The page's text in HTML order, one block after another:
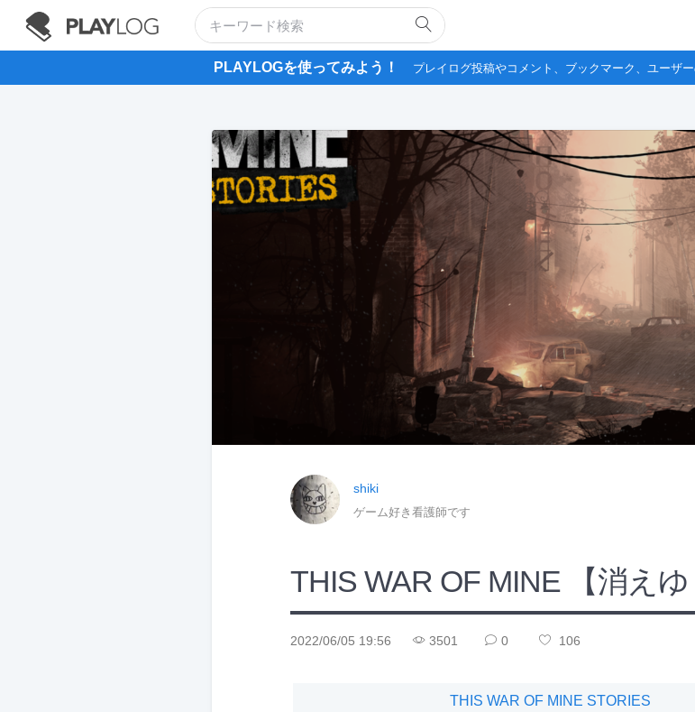
PLAYLOGを使ってみよう！ プレイログ投稿やコメント、ブックマーク、ユーザ
shiki
ゲーム好き看護師です
THIS WAR OF MINE 【消え
2022/06/05 19:56 3501 0 106
THIS WAR OF MINE STORIES